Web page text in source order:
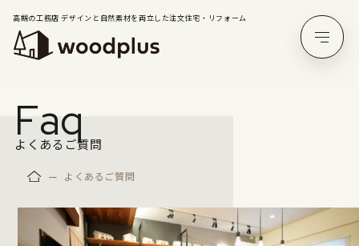
高槻の工務店 デザインと自然素材を両立した注文住宅・リフォーム
Faq
よくあるご質問
よくあるご質問